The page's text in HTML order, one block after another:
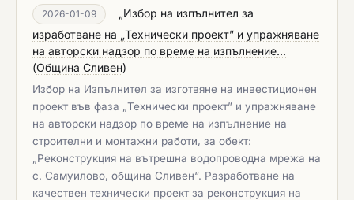
2026-01-09
„Избор на изпълнител за
изработване на „Технически проект” и упражняване
на авторски надзор по време на изпълнение...
(Община Сливен)
Избор на Изпълнител за изготвяне на инвестиционен
проект във фаза „Технически проект” и упражняване
на авторски надзор по време на изпълнение на
строителни и монтажни работи, за обект:
„Реконструкция на вътрешна водопроводна мрежа на
с. Самуилово, община Сливен“. Разработване на
качествен технически проект за реконструкция на